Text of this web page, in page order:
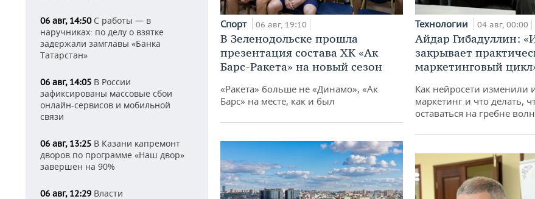
06 авг, 14:50С работы — в
наручниках: по делу о взятке
задержали замглавы «Банка
Татарстан»
06 авг, 14:05 В России
зафиксированы массовые сбои
онлайн-сервисов и мобильной
связи
06 авг, 13:25 В Казани капремонт
дворов по программе «Наш двор»
завершен на 90%
06 авг, 12:29 Власти
Спорт 06 авг, 19:10
В Зеленодольске прошла
презентация состава ХК «Ак
Барс-Ракета» на новый сезон
«Ракета» больше не «Динамо», «Ак
Барс» на месте, как и был
Технологии 04 авг, 00:00
Айдар Гибадуллин:
закрывает
маркетинговый
Как нейросети изменили
маркетинг и что делать,
оставаться на гребне